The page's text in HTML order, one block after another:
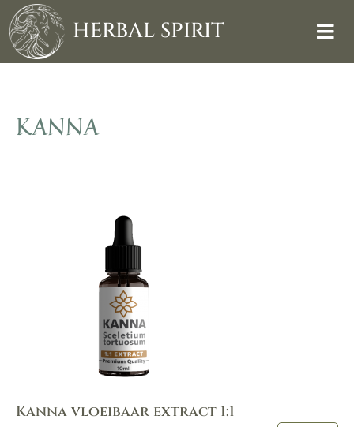
Skip
to
content
HERBAL SPIRIT
KANNA
Kanna vloeibaar extract 1:1